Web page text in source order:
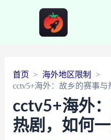
首页
海外地区限制
cctv5+海外：故乡的赛事与
cctv5+海外
热剧，如何一